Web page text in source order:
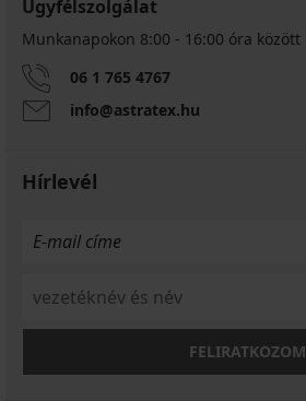
Ügyfélszolgálat
Munkanapokon 8:00 - 16:00 óra között
06 1 765 4767
info@astratex.hu
Hírlevél
FELIRATKOZOM